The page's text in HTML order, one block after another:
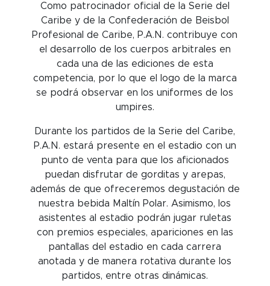
Como patrocinador oficial de la Serie del
Caribe y de la Confederación de Beisbol
Profesional de Caribe, P.A.N. contribuye con
el desarrollo de los cuerpos arbitrales en
cada una de las ediciones de esta
competencia, por lo que el logo de la marca
se podrá observar en los uniformes de los
umpires.
Durante los partidos de la Serie del Caribe,
P.A.N. estará presente en el estadio con un
punto de venta para que los aficionados
puedan disfrutar de gorditas y arepas,
además de que ofreceremos degustación de
nuestra bebida Maltín Polar. Asimismo, los
asistentes al estadio podrán jugar ruletas
con premios especiales, apariciones en las
pantallas del estadio en cada carrera
anotada y de manera rotativa durante los
partidos, entre otras dinámicas.